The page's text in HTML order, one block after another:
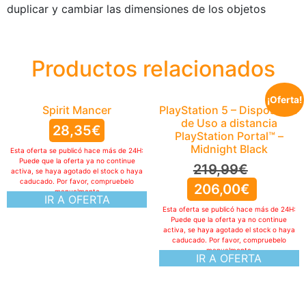
duplicar y cambiar las dimensiones de los objetos
Productos relacionados
Spirit Mancer
28,35€
IR A OFERTA
Esta oferta se publicó hace más de 24H:
Puede que la oferta ya no continue
activa, se haya agotado el stock o haya
caducado. Por favor, compruebelo
manualmente
¡Oferta!
PlayStation 5 – Dispositivo
de Uso a distancia
PlayStation Portal™ –
Midnight Black
219,99€
206,00€
IR A OFERTA
Esta oferta se publicó hace más de 24H:
Puede que la oferta ya no continue
activa, se haya agotado el stock o haya
caducado. Por favor, compruebelo
manualmente